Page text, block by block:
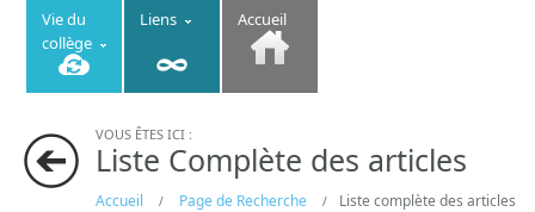
ce lien
Vie du
collège
Liens Accueil
VOUS ÊTES ICI :
Liste Complète des articles
Accueil / Page de Recherche / Liste complète des articles